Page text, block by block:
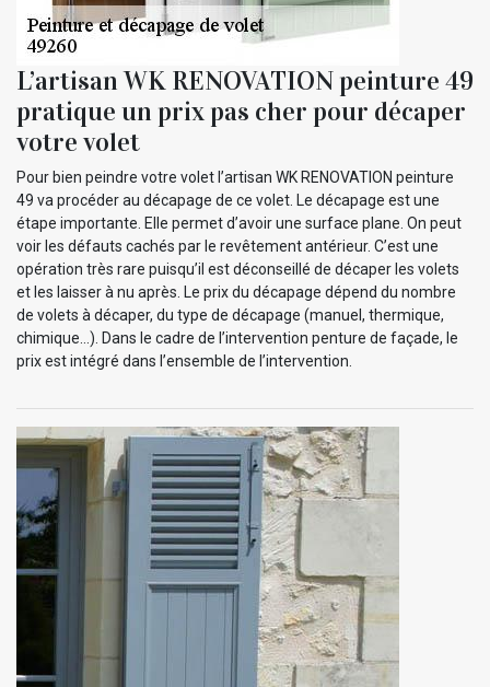
L’artisan WK RENOVATION peinture 49
pratique un prix pas cher pour décaper
votre volet
Pour bien peindre votre volet l’artisan WK RENOVATION peinture
49 va procéder au décapage de ce volet. Le décapage est une
étape importante. Elle permet d’avoir une surface plane. On peut
voir les défauts cachés par le revêtement antérieur. C’est une
opération très rare puisqu’il est déconseillé de décaper les volets
et les laisser à nu après. Le prix du décapage dépend du nombre
de volets à décaper, du type de décapage (manuel, thermique,
chimique…). Dans le cadre de l’intervention penture de façade, le
prix est intégré dans l’ensemble de l’intervention.